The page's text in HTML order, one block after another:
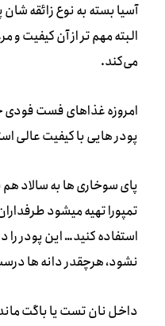
آسیا بسته به نوع زائقه
البته مهم تر از آن کیفیت
می‌کند.
امروزه غذاهای فست فودی
پودر هایی با کیفیت عالی
پای سوخاری ها به سالاد هم
تمپورا تهیه میشود
استفاده کنید… این پودر
نشود، هرچقدر دانه ها
داخل نان تست یا باگت